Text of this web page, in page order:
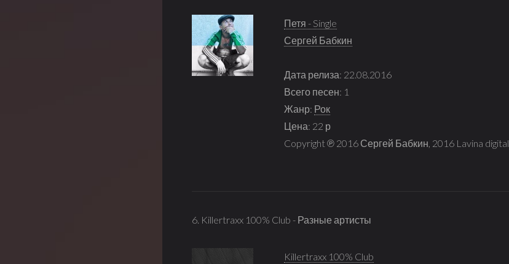
Петя - Single
Сергей Бабкин
Дата релиза: 22.08.2016
Всего песен: 1
Жанр: Рок
Цена: 22 р
Copyright ℗ 2016 Сергей Бабкин, 2016 Lavina digital
6. Killertraxx 100% Club - Разные артисты
Killertraxx 100% Club